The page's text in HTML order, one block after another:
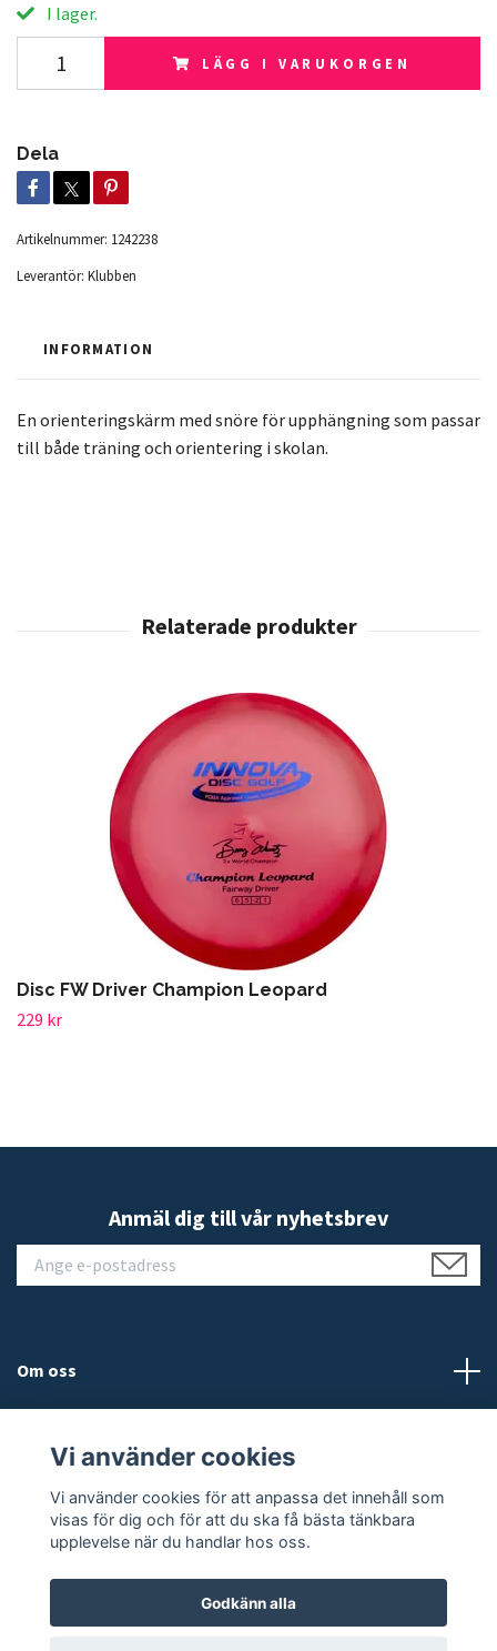
I lager.
LÄGG I VARUKORGEN
Dela
Artikelnummer: 1242238
Leverantör: Klubben
INFORMATION
En orienteringskärm med snöre för upphängning som passar
till både träning och orientering i skolan.
Disc FW Driver Champion Leopard
229 kr
Anmäl dig till vår nyhetsbrev
Om oss
Läs mer
Vi använder cookies
Vi använder cookies för att anpassa det innehåll som
visas för dig och för att du ska få bästa tänkbara
upplevelse när du handlar hos oss.
Godkänn alla